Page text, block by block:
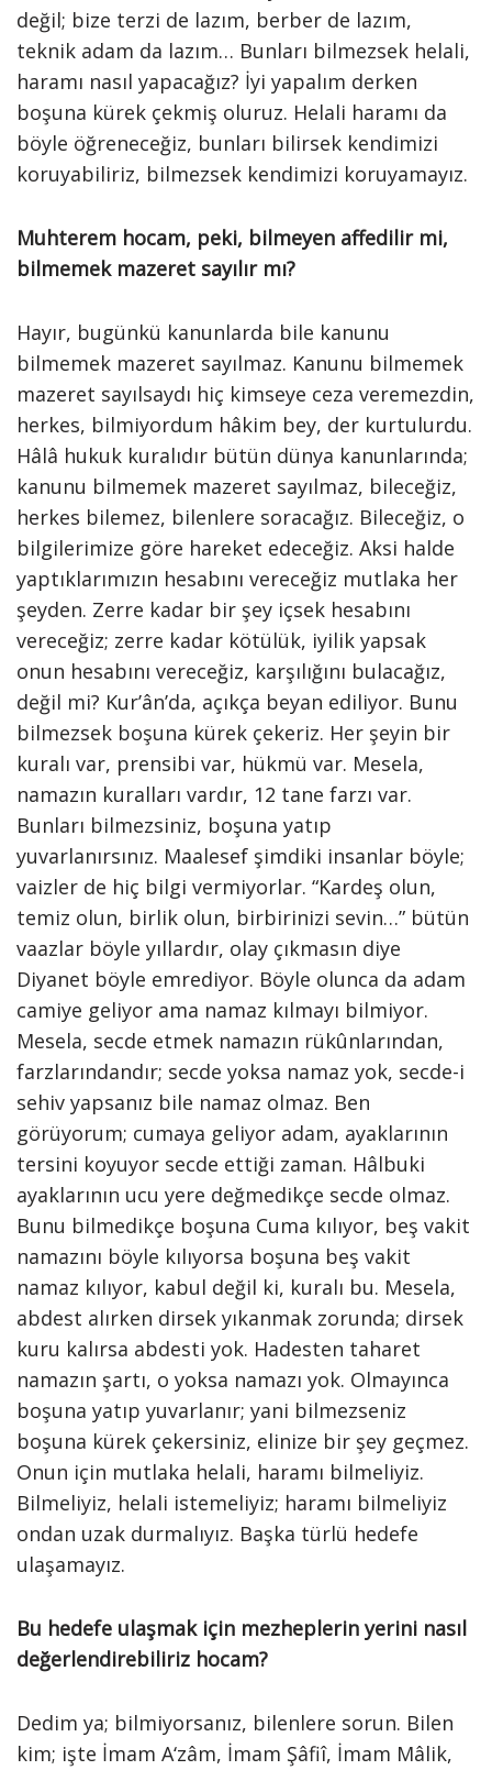
değil; bize terzi de lazım, berber de lazım,
teknik adam da lazım… Bunları bilmezsek helali,
haramı nasıl yapacağız? İyi yapalım derken
boşuna kürek çekmiş oluruz. Helali haramı da
böyle öğreneceğiz, bunları bilirsek kendimizi
koruyabiliriz, bilmezsek kendimizi koruyamayız.
Muhterem hocam, peki, bilmeyen affedilir mi,
bilmemek mazeret sayılır mı?
Hayır, bugünkü kanunlarda bile kanunu
bilmemek mazeret sayılmaz. Kanunu bilmemek
mazeret sayılsaydı hiç kimseye ceza veremezdin,
herkes, bilmiyordum hâkim bey, der kurtulurdu.
Hâlâ hukuk kuralıdır bütün dünya kanunlarında;
kanunu bilmemek mazeret sayılmaz, bileceğiz,
herkes bilemez, bilenlere soracağız. Bileceğiz, o
bilgilerimize göre hareket edeceğiz. Aksi halde
yaptıklarımızın hesabını vereceğiz mutlaka her
şeyden. Zerre kadar bir şey içsek hesabını
vereceğiz; zerre kadar kötülük, iyilik yapsak
onun hesabını vereceğiz, karşılığını bulacağız,
değil mi? Kur’ân’da, açıkça beyan ediliyor. Bunu
bilmezsek boşuna kürek çekeriz. Her şeyin bir
kuralı var, prensibi var, hükmü var. Mesela,
namazın kuralları vardır, 12 tane farzı var.
Bunları bilmezsiniz, boşuna yatıp
yuvarlanırsınız. Maalesef şimdiki insanlar böyle;
vaizler de hiç bilgi vermiyorlar. “Kardeş olun,
temiz olun, birlik olun, birbirinizi sevin…” bütün
vaazlar böyle yıllardır, olay çıkmasın diye
Diyanet böyle emrediyor. Böyle olunca da adam
camiye geliyor ama namaz kılmayı bilmiyor.
Mesela, secde etmek namazın rükûnlarından,
farzlarındandır; secde yoksa namaz yok, secde-i
sehiv yapsanız bile namaz olmaz. Ben
görüyorum; cumaya geliyor adam, ayaklarının
tersini koyuyor secde ettiği zaman. Hâlbuki
ayaklarının ucu yere değmedikçe secde olmaz.
Bunu bilmedikçe boşuna Cuma kılıyor, beş vakit
namazını böyle kılıyorsa boşuna beş vakit
namaz kılıyor, kabul değil ki, kuralı bu. Mesela,
abdest alırken dirsek yıkanmak zorunda; dirsek
kuru kalırsa abdesti yok. Hadesten taharet
namazın şartı, o yoksa namazı yok. Olmayınca
boşuna yatıp yuvarlanır; yani bilmezseniz
boşuna kürek çekersiniz, elinize bir şey geçmez.
Onun için mutlaka helali, haramı bilmeliyiz.
Bilmeliyiz, helali istemeliyiz; haramı bilmeliyiz
ondan uzak durmalıyız. Başka türlü hedefe
ulaşamayız.
Bu hedefe ulaşmak için mezheplerin yerini nasıl
değerlendirebiliriz hocam?
Dedim ya; bilmiyorsanız, bilenlere sorun. Bilen
kim; işte İmam A‘zâm, İmam Şâfiî, İmam Mâlik,